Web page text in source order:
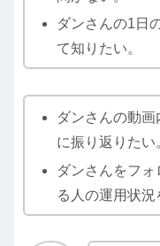
ダンさんの1日
て知りたい。
ダンさんの動
に振り返りたい
ダンさんをフ
る人の運用状況